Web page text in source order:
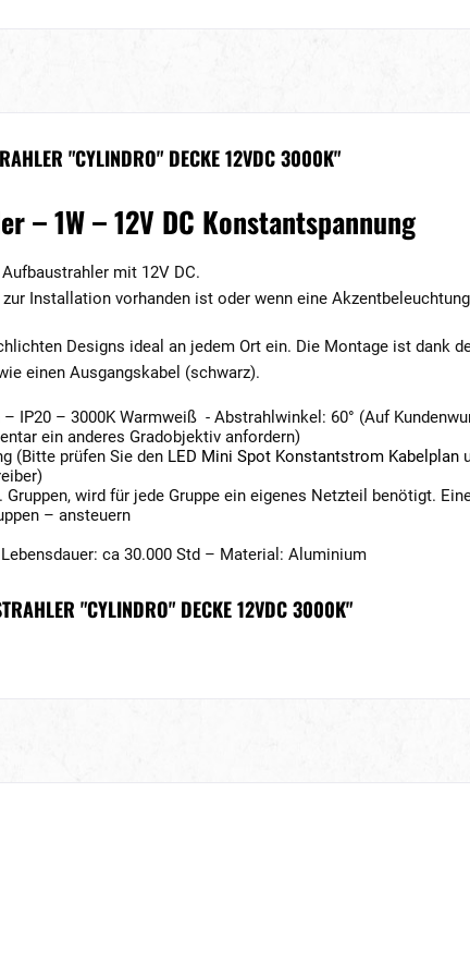
"CYLINDRO" DECKE 12VDC 3000K"
– 1W – 12V DC Konstantspannung
mit 12V DC.
Installation vorhanden ist oder wenn eine
Designs ideal an jedem Ort ein. Die Montage ist dank
einen Ausgangskabel (schwarz).
– 3000K Warmweiß - Abstrahlwinkel: 60° (Auf
ein anderes Gradobjektiv anfordern)
(Bitte prüfen Sie den LED Mini Spot Konstantstrom Kabelplan
wird für jede Gruppe ein eigenes Netzteil benötigt.
– ansteuern
ca 30.000 Std – Material: Aluminium
"CYLINDRO" DECKE 12VDC 3000K"